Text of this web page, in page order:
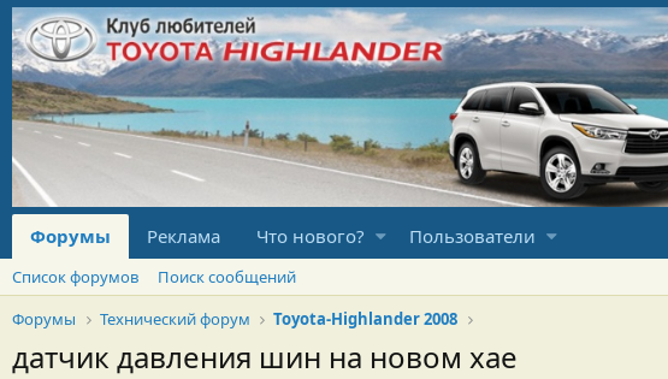
Форумы Реклама Что нового? Пользователи
Список форумов
Поиск сообщений
Форумы
Технический форум Toyota-Highlander 2008
датчик давления шин на новом хае